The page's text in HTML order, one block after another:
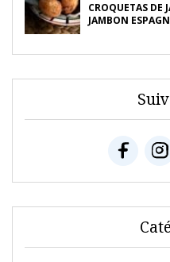
CROQUETAS DE
JAMBON